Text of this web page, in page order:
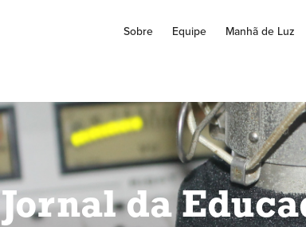
Sobre Equipe Manhã de Luz
Jornal da